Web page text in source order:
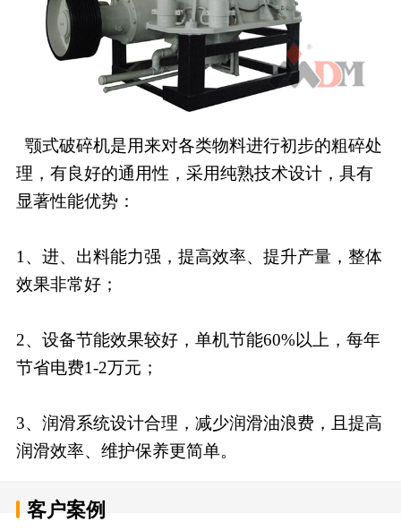
颚式破碎机是用来对各类物料进行初步的粗碎处
理，有良好的通用性，采用纯熟技术设计，具有
显著性能优势：
1、进、出料能力强，提高效率、提升产量，整体
效果非常好；
2、设备节能效果较好，单机节能60%以上，每年
节省电费1-2万元；
3、润滑系统设计合理，减少润滑油浪费，且提高
润滑效率、维护保养更简单。
客户案例